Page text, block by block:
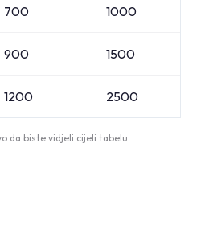
700 1000
900 1500
1200 2500
da biste vidjeli cijeli tabelu.